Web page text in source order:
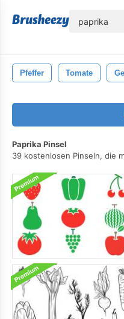
Pfeffer Tomate
Paprika Pinsel
39 kostenlosen Pinseln, die